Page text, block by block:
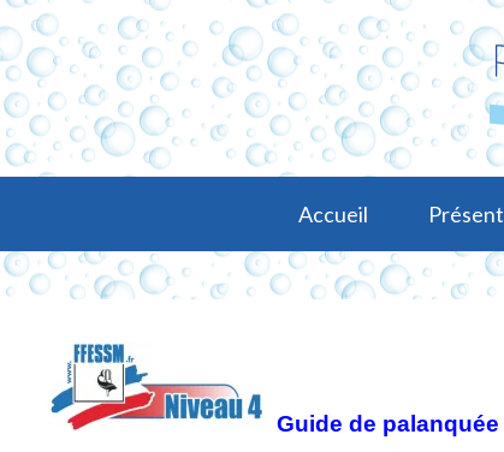
Accueil
Guide de